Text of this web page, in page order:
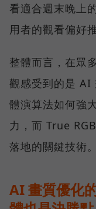
看適合週末晚上
用者的觀看偏好
整體而言，在眾
觀感受到的是 AI
體演算法如何強
力，而 True
落地的關鍵技術。
AI 畫質優化